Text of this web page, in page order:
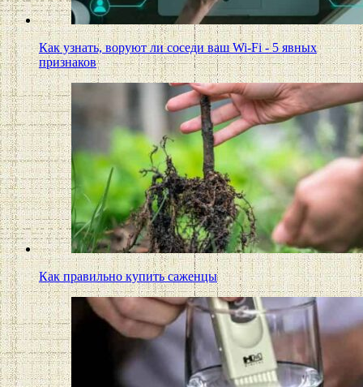
Как узнать, воруют ли соседи ваш Wi-Fi - 5 явных
признаков
Как правильно купить саженцы